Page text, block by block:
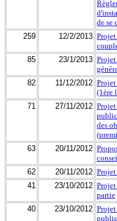
de se
259
12/2/2013
85 23/1/2013
82 11/12/2012
(1ère
71 27/11/2012
des
63 20/11/2012
62 20/11/2012
41
23/10/2012
partie
40 23/10/2012